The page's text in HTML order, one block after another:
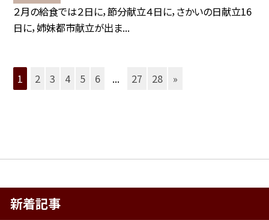
２月の給食では２日に，節分献立４日に，さかいの日献立16
日に，姉妹都市献立が出ま...
1 2 3 4 5 6 ... 27 28 »
新着記事